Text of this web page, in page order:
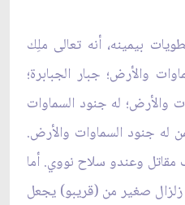
بيمينه، أنه تعالى ملِك
والأرض؛ جبار الجبابرة؛
والأرض؛ له جنود السماوات
له جنود السماوات والأرض.
مثلا لديه 100 ألف مقاتل وعندو سلاح نووي. أما
زلزال صغير من (قريبو) يجعل